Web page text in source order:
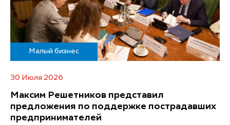
Малый бизнес
30 Июля 2026
Максим Решетников представил
предложения по поддержке пострадавших
предпринимателей